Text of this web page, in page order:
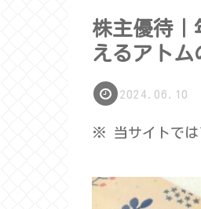
株主優待｜
えるアトム
2024.06.10
※ 当サイトでは